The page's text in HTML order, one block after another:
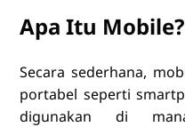
Apa Itu Mobile?
Secara sederhana,
portabel seperti
digunakan di